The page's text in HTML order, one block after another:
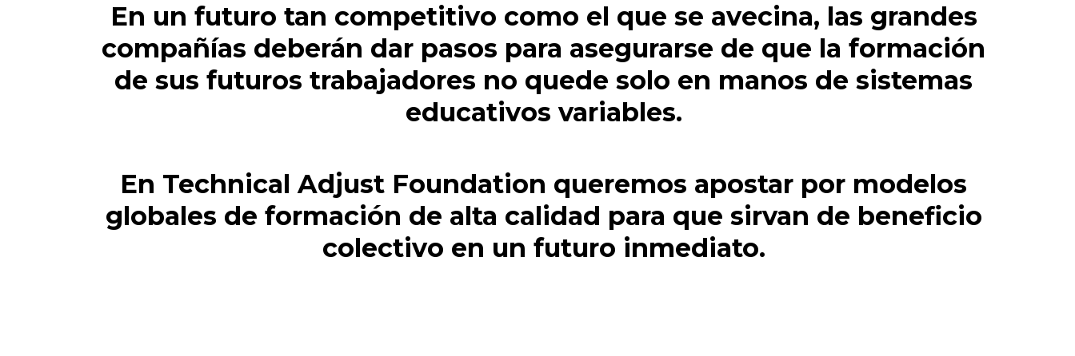
En un futuro tan competitivo como el que se avecina, las grandes
compañías deberán dar pasos para asegurarse de que la formación
de sus futuros trabajadores no quede solo en manos de sistemas
educativos variables.
En Technical Adjust Foundation queremos apostar por modelos
globales de formación de alta calidad para que sirvan de beneficio
colectivo en un futuro inmediato.